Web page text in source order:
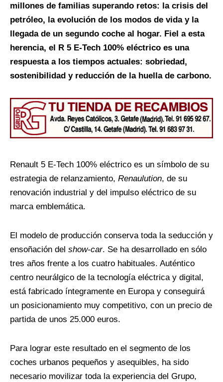
millones de familias superando retos: la crisis del
petróleo, la evolución de los modos de vida y la
llegada de un segundo coche al hogar. Fiel a esta
herencia, el R 5 E-Tech 100% eléctrico es una
respuesta a los tiempos actuales: sobriedad,
sostenibilidad y reducción de la huella de carbono.
Renault 5 E-Tech 100% eléctrico es un símbolo de su
estrategia de relanzamiento, Renaulution, de su
renovación industrial y del impulso eléctrico de su
marca emblemática.
El modelo de producción conserva toda la seducción y
ensoñación del show-car. Se ha desarrollado en sólo
tres años frente a los cuatro habituales. Auténtico
centro neurálgico de la tecnología eléctrica y digital,
está fabricado íntegramente en Europa y conseguirá
un posicionamiento muy competitivo, con un precio de
partida de unos 25.000 euros.
Para lograr este resultado en el segmento de los
coches urbanos pequeños y asequibles, ha sido
necesario movilizar toda la experiencia del Grupo,